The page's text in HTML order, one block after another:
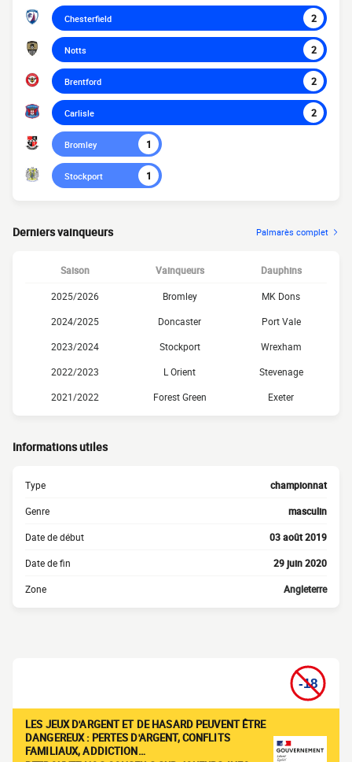
Chesterfield 2
Notts 2
Brentford 2
Carlisle 2
Bromley 1
Stockport 1
Derniers vainqueurs Palmarès complet
Saison Vainqueurs Dauphins
2025/2026 Bromley
MK Dons
2024/2025
Doncaster
Port Vale
2023/2024
Stockport
Wrexham
2022/2023
L Orient
Stevenage
2021/2022
Forest Green Exeter
Informations utiles
Type championnat
Genre masculin
Date de début 03 août 2019
Date de fin 29 juin 2020
Zone Angleterre
LES JEUX D'ARGENT ET DE HASARD PEUVENT ÊTRE
DANGEREUX : PERTES D'ARGENT, CONFLITS
FAMILIAUX, ADDICTION…